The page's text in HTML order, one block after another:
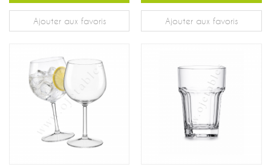
Ajouter aux favoris Ajouter aux favoris